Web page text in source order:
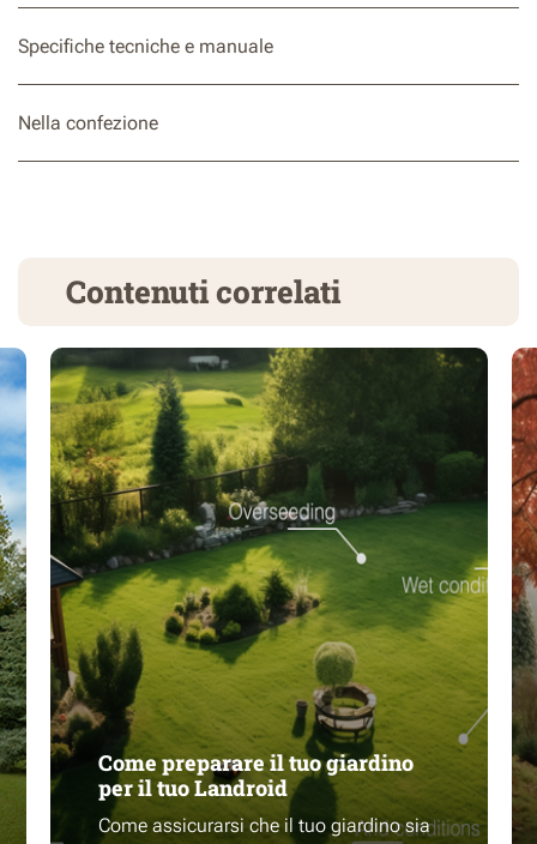
Specifiche tecniche e manuale
Nella confezione
Contenuti correlati
Come preparare il tuo giardino
per il tuo Landroid
Come assicurarsi che il tuo giardino sia